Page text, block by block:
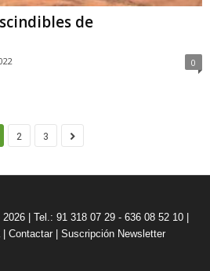
de
0
2 3
| Tel.: 91 318 07 29 - 636 08 52 10 |
| Contactar Suscripción Newsletter